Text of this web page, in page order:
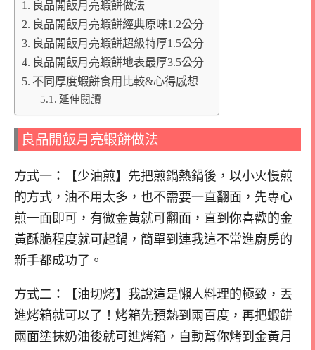
良品開飯月亮蝦餅做法
良品開飯月亮蝦餅經典原味1.2公分
良品開飯月亮蝦餅超級特厚1.5公分
良品開飯月亮蝦餅地表最厚3.5公分
不同厚度蝦餅食用比較&心得感想
延伸閱讀
良品開飯月亮蝦餅做法
方式一：【少油煎】先把煎鍋熱鍋後，以小火慢煎
的方式，油不用太多，也不需要一直翻面，先專心
煎一面即可，有微金黃就可翻面，直到你喜歡的金
黃酥脆程度就可起鍋，簡單到連我這不常進廚房的
新手都成功了。
方式二：【油切烤】我說這是懶人料理的極致，丟
進烤箱就可以了！烤箱先預熱到兩百度，再把蝦餅
兩面塗抹奶油後就可進烤箱，自動幫你烤到金黃月